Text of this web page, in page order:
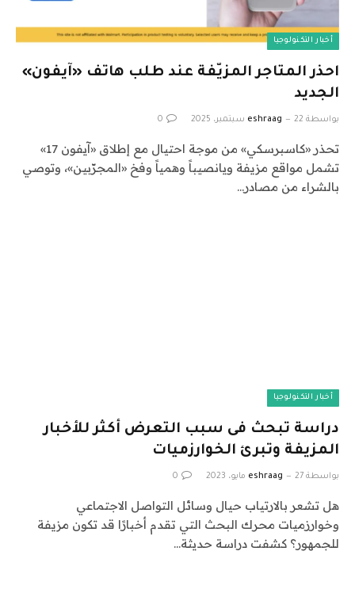
أخبار التكنولوجيا
احذر المتاجر المزيّفة عند طلب هاتف «آيفون»
الجديد
بواسطة eshraag 22 سبتمبر، 2025 0
تحذر «كاسبرسكي» من موجة احتيال مع إطلاق «آيفون 17»
تشمل مواقع مزيفة ويانصيباً وهمياً وفخ «المجرّبين»، وتوصي
بالشراء من مصادر…
أخبار التكنولوجيا
دراسة تبحث فى سبب التعرض أكثر للأخبار
المزيفة وتبرئ الخوارزميات
بواسطة eshraag 27 مايو، 2023 0
هل تشعر بالارتياب حيال وسائل التواصل الاجتماعي
وخوارزميات محرك البحث التي تقدم أخبارًا قد تكون مزيفة
للجمهور؟ كشفت دراسة حديثة…